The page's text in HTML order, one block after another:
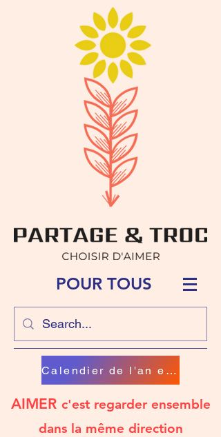
POUR TOUS
Calendier de l'an en chanson
AIMER c'est regarder ensemble
dans la même direction